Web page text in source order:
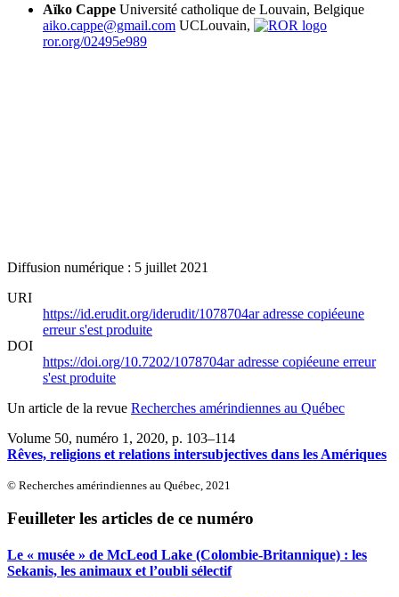
Aïko Cappe Université catholique de Louvain, Belgique
aiko.cappe@gmail.com UCLouvain,
ror.org/02495e989
Diffusion numérique : 5 juillet 2021
URI
https://id.erudit.org/iderudit/1078704aradresse copiéeune
erreur s'est produite
DOI
https://doi.org/10.7202/1078704aradresse copiéeune erreur
s'est produite
Un article de la revue Recherches amérindiennes au Québec
Volume 50, numéro 1, 2020, p. 103–114
Rêves, religions et relations intersubjectives dans les Amériques
© Recherches amérindiennes au Québec, 2021
Feuilleter les articles de ce numéro
Le « musée » de McLeod Lake (Colombie-Britannique) : les
Sekanis, les animaux et l’oubli sélectif